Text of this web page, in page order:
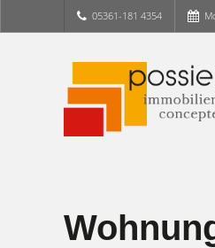
05361-181 4354